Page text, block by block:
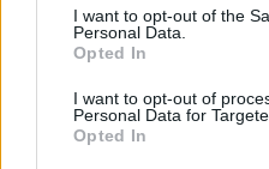
consent section.
I want to opt-out of the
Personal Data.
Opted In
I want to opt-out of
Personal Data for
Opted In